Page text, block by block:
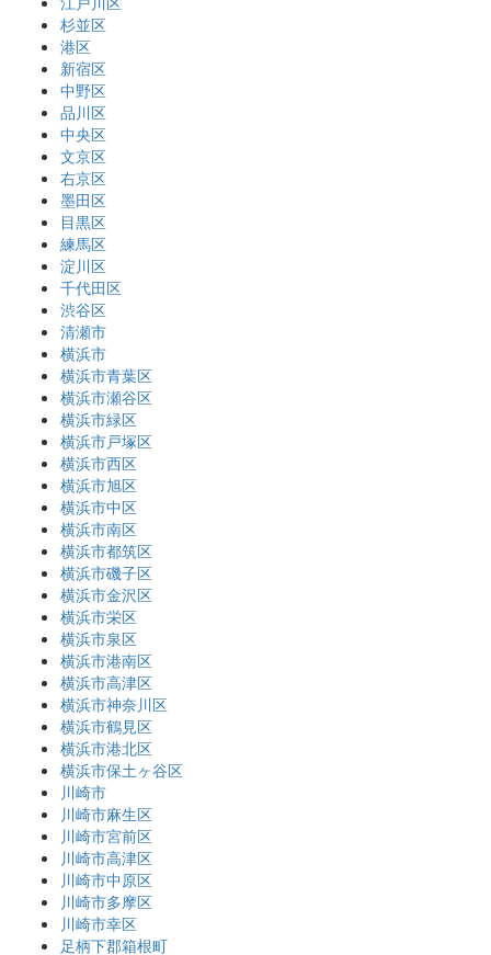
杉並区
港区
新宿区
中野区
品川区
中央区
文京区
右京区
墨田区
目黒区
練馬区
淀川区
千代田区
渋谷区
清瀬市
横浜市
横浜市青葉区
横浜市瀬谷区
横浜市緑区
横浜市戸塚区
横浜市西区
横浜市旭区
横浜市中区
横浜市南区
横浜市都筑区
横浜市磯子区
横浜市金沢区
横浜市栄区
横浜市泉区
横浜市港南区
横浜市高津区
横浜市神奈川区
横浜市鶴見区
横浜市港北区
横浜市保土ヶ谷区
川崎市
川崎市麻生区
川崎市宮前区
川崎市高津区
川崎市中原区
川崎市多摩区
川崎市幸区
足柄下郡箱根町